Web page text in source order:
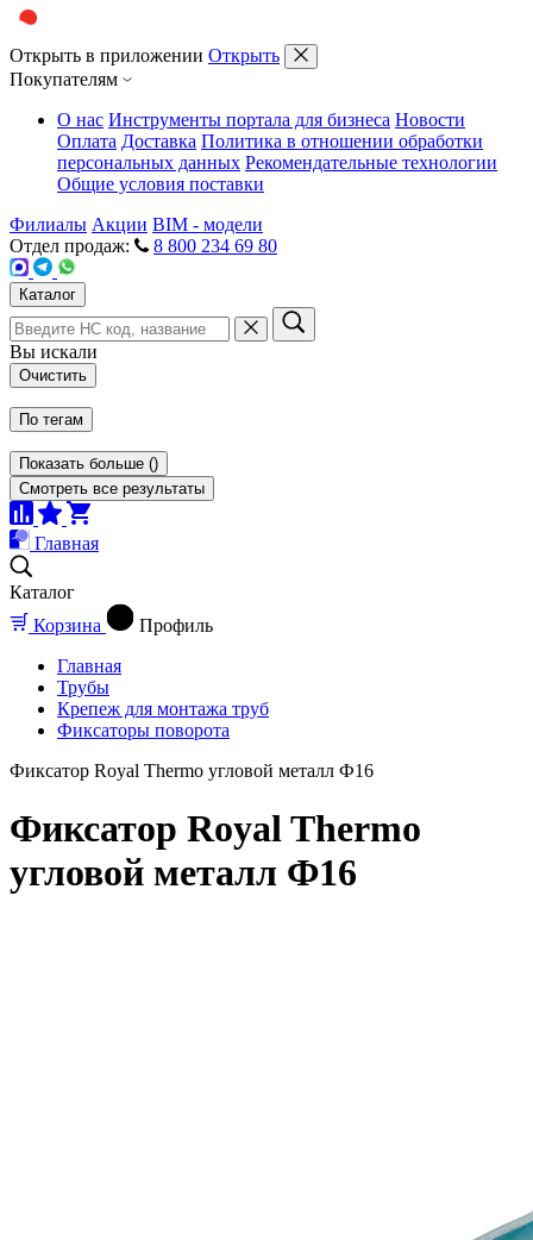
Открыть в приложении Открыть
Покупателям
О нас Инструменты портала для бизнеса Новости
Оплата Доставка Политика в отношении обработки
персональных данных Рекомендательные технологии
Общие условия поставки
Филиалы Акции BIM - модели
Отдел продаж:
8 800 234 69 80
Каталог
Вы искали
Очистить
По тегам
Показать больше ()
Смотреть все результаты
Главная
Каталог
Корзина
Профиль
Главная
Трубы
Крепеж для монтажа труб
Фиксаторы поворота
Фиксатор Royal Thermo угловой металл Ф16
Фиксатор Royal Thermo
угловой металл Ф16